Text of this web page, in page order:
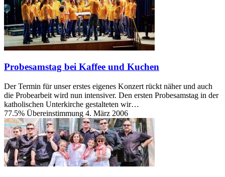
Probesamstag bei Kaffee und Kuchen
Der Termin für unser erstes eigenes Konzert rückt näher und auch
die Probearbeit wird nun intensiver. Den ersten Probesamstag in der
katholischen Unterkirche gestalteten wir…
77.5% Übereinstimmung 4. März 2006